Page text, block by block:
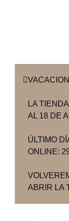
LA
AL 18 DE
ÚLTIMO
ONLINE:
ABRIR LA